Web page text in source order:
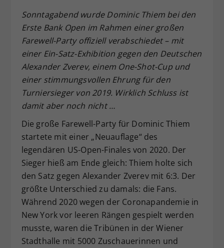
Sonntagabend wurde Dominic Thiem bei den
Erste Bank Open im Rahmen einer großen
Farewell-Party offiziell verabschiedet – mit
einer Ein-Satz-Exhibition gegen den Deutschen
Alexander Zverev, einem One-Shot-Cup und
einer stimmungsvollen Ehrung für den
Turniersieger von 2019. Wirklich Schluss ist
damit aber noch nicht …
Die große Farewell-Party für Dominic Thiem
startete mit einer „Neuauflage“ des
legendären US-Open-Finales von 2020. Der
Sieger hieß am Ende gleich: Thiem holte sich
den Satz gegen Alexander Zverev mit 6:3. Der
größte Unterschied zu damals: die Fans.
Während 2020 wegen der Coronapandemie in
New York vor leeren Rängen gespielt werden
musste, waren die Tribünen in der Wiener
Stadthalle mit 5000 Zuschauerinnen und
Zweck
Dieser Wert speichert Ihre Consent-
Einstellungen. Unter anderem eine
zufällig generierte ID, für die
historische Speicherung Ihrer
vorgenommen Einstellungen, falls der
Webseiten-Betreiber dies eingestellt
hat.